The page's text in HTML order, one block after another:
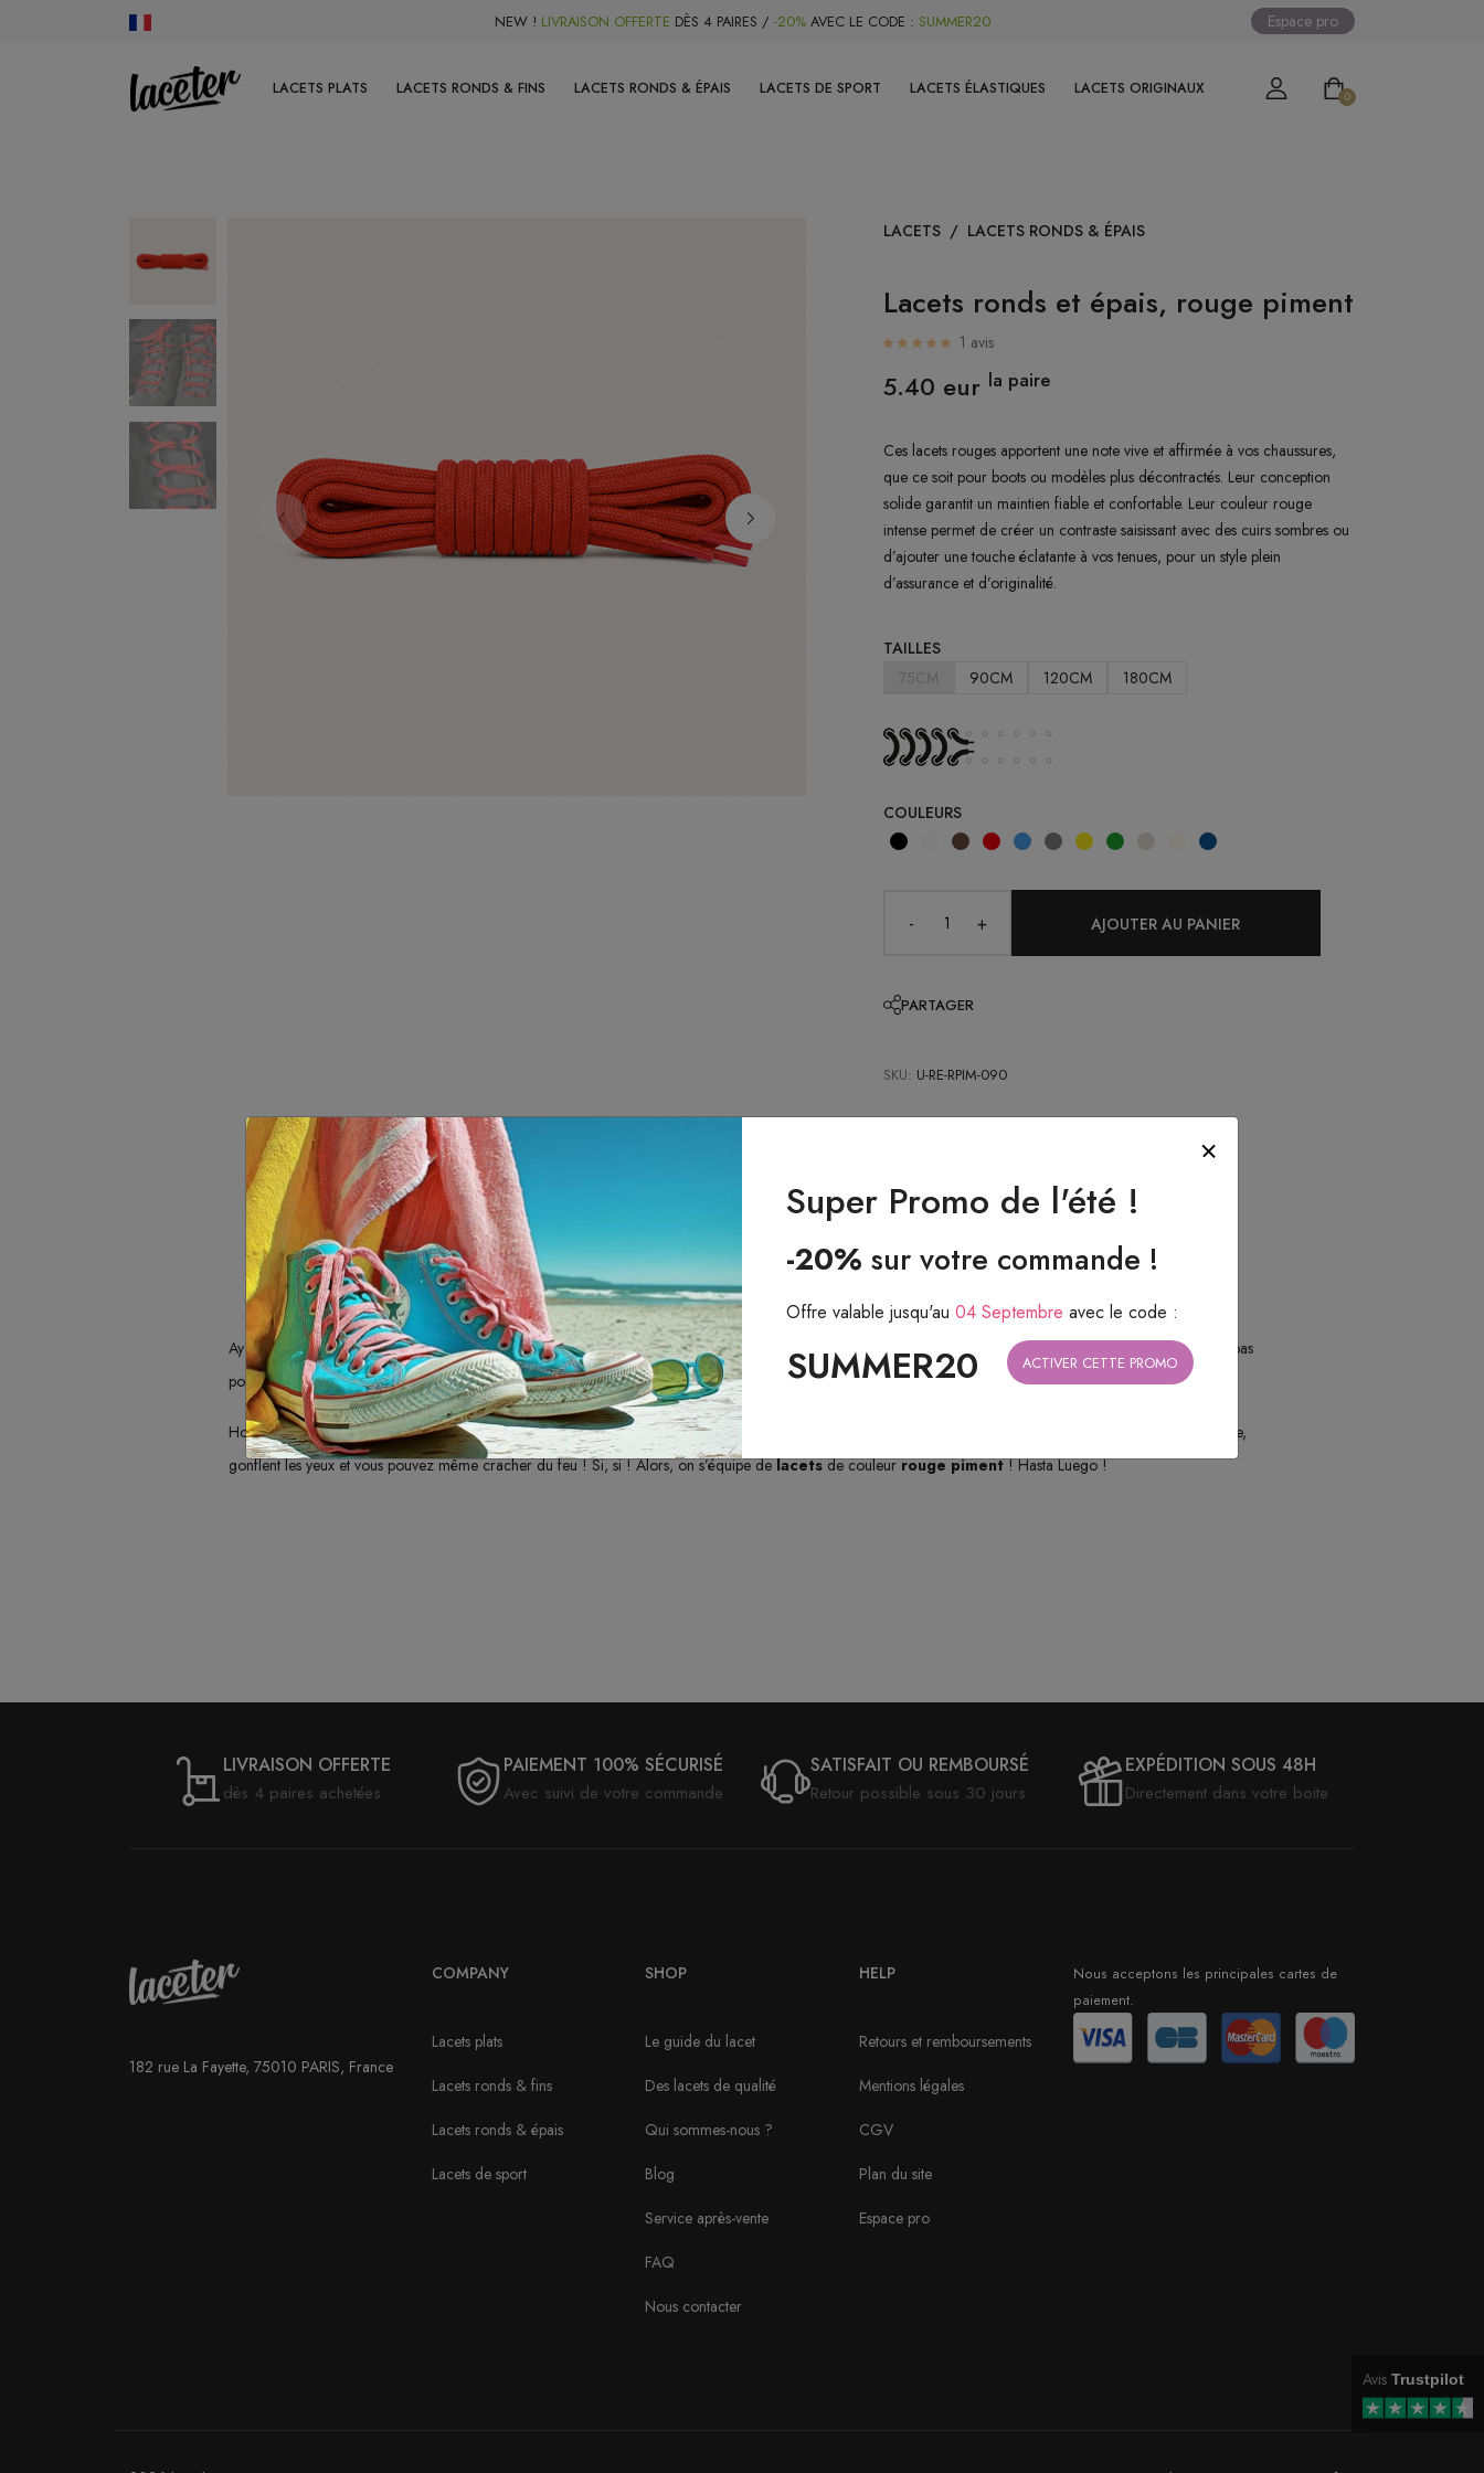
NEW ! LIVRAISON OFFERTE DÈS 4 PAIRES / -20%AVEC LE CODE : SUMMER20 Espace pro
LACETS PLATS LACETS RONDS & FINS LACETS RONDS & ÉPAIS LACETS DE SPORT LACETS ÉLASTIQUES LACETS ORIGINAUX 0
LACETS / LACETS RONDS & ÉPAIS
Lacets ronds et épais, rouge piment
1 avis
5.40 eur la paire
Ces lacets rouges apportent une note vive et affirmée à vos chaussures,
que ce soit pour boots ou modèles plus décontractés. Leur conception
solide garantit un maintien fiable et confortable. Leur couleur rouge
intense permet de créer un contraste saisissant avec des cuirs sombres ou
d’ajouter une touche éclatante à vos tenues, pour un style plein
d’assurance et d’originalité.
TAILLES
75CM
90CM 120CM 180CM
COULEURS
- +
PARTAGER
SKU: U-RE-RPIM-090
DESCRIPTION AVIS CLIENTS (1)
Ay ! Ay ! Ay ! Caramba ! Si ! Si ! ça brûle, ça brûle ! De l’eau, de l’eau ! C’est quoi ? Mais ce sont des lacets ronds rouges piment
! Ces lacets ce n’est pas
pour n’importe qui, pour de vrais Muchachos ou Muchachas, comme les shot de Téquila ! Claro ?
Hombre que si ! Deslacetsde couleurrouge piment, ça se mérite, ça se travaille et ça s’obtient après un effort. Ils arrachent les entrailles, brûlent la gorge,
gonflent les yeux et vous pouvez même cracher du feu ! Si, si ! Alors, on s’équipe delacetsde couleurrouge piment! Hasta Luego !
LIVRAISON OFFERTE
dès 4 paires achetées
PAIEMENT 100% SÉCURISÉ
Avec suivi de votre commande
SATISFAIT OU REMBOURSÉ
Retour possible sous 30 jours
EXPÉDITION SOUS 48H
Directement dans votre boite
182 rue La Fayette, 75010 PARIS, France
COMPANY
Lacets plats
Lacets ronds & fins
Lacets ronds & épais
Lacets de sport
SHOP
Le guide du lacet
Des lacets de qualité
Qui sommes-nous ?
Blog
Service après-vente
FAQ
Nous contacter
HELP
Retours et remboursements
Mentions légales
CGV
Plan du site
Espace pro
Nous acceptons les principales cartes de
paiement.
Avis Trustpilot
Super Promo de l'été !
-20% sur votre commande !
Offre valable jusqu'au 04 Septembre avec le code :
SUMMER20 ACTIVER CETTE PROMO